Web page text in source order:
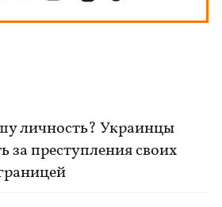
личность? Украинцы
за преступления своих